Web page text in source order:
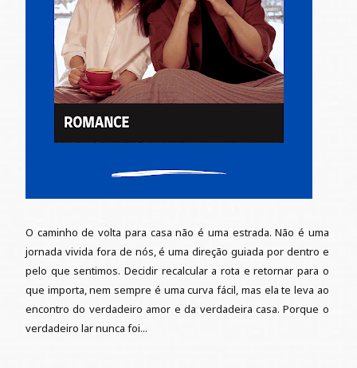
O caminho de volta para casa não é uma estrada. Não é uma
jornada vivida fora de nós, é uma direção guiada por dentro e
pelo que sentimos. Decidir recalcular a rota e retornar para o
que importa, nem sempre é uma curva fácil, mas ela te leva ao
encontro do verdadeiro amor e da verdadeira casa. Porque o
verdadeiro lar nunca foi...